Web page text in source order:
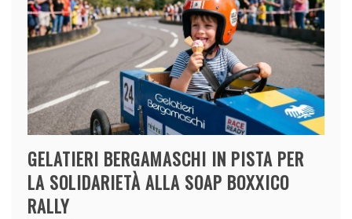
GELATIERI BERGAMASCHI IN PISTA PER
LA SOLIDARIETÀ ALLA SOAP BOXXICO
RALLY